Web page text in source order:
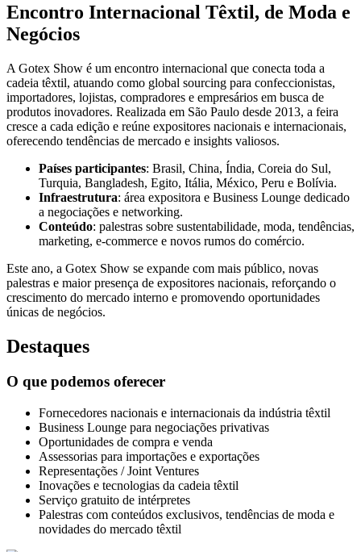
Encontro Internacional Têxtil, de Moda e
Negócios
A Gotex Show é um encontro internacional que conecta toda a
cadeia têxtil, atuando como global sourcing para confeccionistas,
importadores, lojistas, compradores e empresários em busca de
produtos inovadores. Realizada em São Paulo desde 2013, a feira
cresce a cada edição e reúne expositores nacionais e internacionais,
oferecendo tendências de mercado e insights valiosos.
Países participantes: Brasil, China, Índia, Coreia do Sul,
Turquia, Bangladesh, Egito, Itália, México, Peru e Bolívia.
Infraestrutura: área expositora e Business Lounge dedicado
a negociações e networking.
Conteúdo: palestras sobre sustentabilidade, moda, tendências,
marketing, e-commerce e novos rumos do comércio.
Este ano, a Gotex Show se expande com mais público, novas
palestras e maior presença de expositores nacionais, reforçando o
crescimento do mercado interno e promovendo oportunidades
únicas de negócios.
Destaques
O que podemos oferecer
Fornecedores nacionais e internacionais da indústria têxtil
Business Lounge para negociações privativas
Oportunidades de compra e venda
Assessorias para importações e exportações
Representações / Joint Ventures
Inovações e tecnologias da cadeia têxtil
Serviço gratuito de intérpretes
Palestras com conteúdos exclusivos, tendências de moda e
novidades do mercado têxtil